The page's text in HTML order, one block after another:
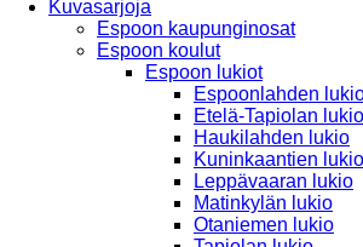
Kuvasarjoja
Espoon kaupunginosat
Espoon koulut
Espoon lukiot
Espoonlahden
Etelä-Tapiolan lukio
Haukilahden lukio
Kuninkaantien lukio
Leppävaaran lukio
Matinkylän lukio
Otaniemen lukio